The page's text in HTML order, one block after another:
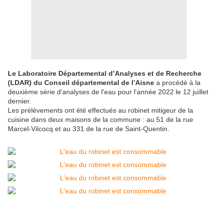
Le Laboratoire Départemental d’Analyses et de Recherche
(LDAR) du Conseil départemental de l’Aisne a procédé à la
deuxième série d'analyses de l'eau pour l'année 2022 le 12 juillet
dernier.
Les prélèvements ont été effectués au robinet mitigeur de la
cuisine dans deux maisons de la commune : au 51 de la rue
Marcel-Vilcocq et au 331 de la rue de Saint-Quentin.